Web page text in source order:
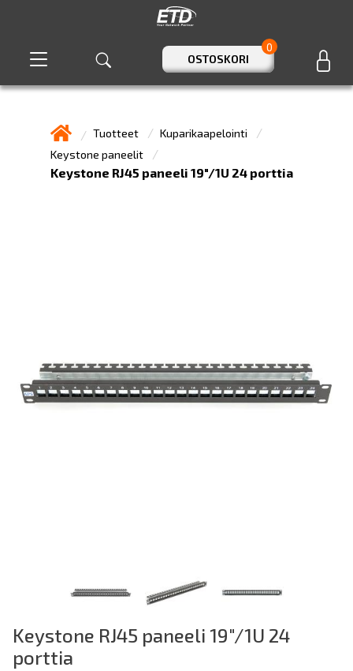
OSTOSKORI
0
Tuotteet
Kuparikaapelointi
Keystone paneelit
Keystone RJ45 paneeli 19"/1U 24 porttia
Keystone RJ45 paneeli 19"/1U 24
porttia